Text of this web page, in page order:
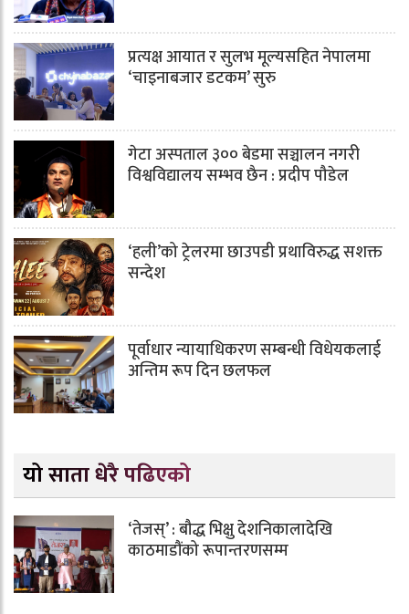
प्रत्यक्ष आयात र सुलभ मूल्यसहित नेपालमा
‘चाइनाबजार डटकम’ सुरु
गेटा अस्पताल ३०० बेडमा सञ्चालन नगरी
विश्वविद्यालय सम्भव छैन : प्रदीप पौडेल
‘हली’को ट्रेलरमा छाउपडी प्रथाविरुद्ध सशक्त
सन्देश
पूर्वाधार न्यायाधिकरण सम्बन्धी विधेयकलाई
अन्तिम रूप दिन छलफल
यो साता धेरै पढिएको
‘तेजस्’ : बौद्ध भिक्षु देशनिकालादेखि
काठमाडौंको रूपान्तरणसम्म